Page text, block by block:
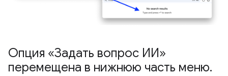
Опция «Задать вопрос ИИ»
перемещена в нижнюю часть меню.